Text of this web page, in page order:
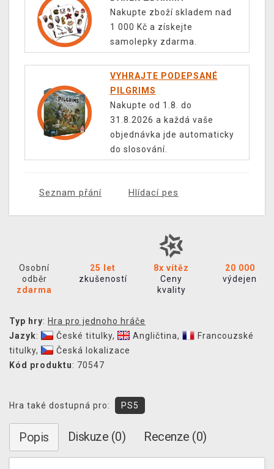
Nakupte zboží skladem nad
1 000 Kč a získejte
samolepky zdarma.
VYHRAJTE PODEPSANÉ
PILGRIMS
Nakupte od 1.8. do
31.8.2026 a každá vaše
objednávka jde automaticky
do slosování.
Seznam přání Hlídací pes
Osobní
odběr
zdarma
25 let
zkušeností
8x vítěz
Ceny
kvality
20 000
výdejen
Typ hry: Hra pro jednoho hráče
Jazyk: České titulky, Angličtina,
Francouzské
titulky,
Česká lokalizace
Kód produktu: 70547
Hra také dostupná pro: PS5
Popis Diskuze (0) Recenze (0)